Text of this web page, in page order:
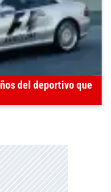
del deportivo que